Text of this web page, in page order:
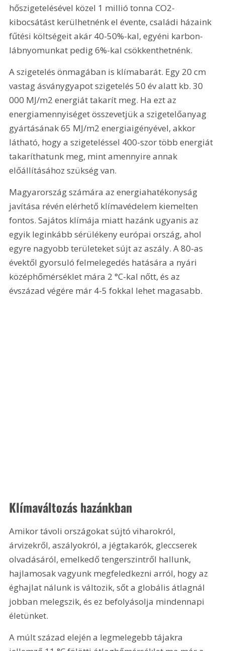
hőszigetelésével közel 1 millió tonna CO2-
kibocsátást kerülhetnénk el évente, családi házaink
fűtési költségeit akár 40-50%-kal, egyéni karbon-
lábnyomunkat pedig 6%-kal csökkenthetnénk.
A szigetelés önmagában is klímabarát. Egy 20 cm
vastag ásványgyapot szigetelés 50 év alatt kb. 30
000 MJ/m2 energiát takarít meg. Ha ezt az
energiamennyiséget összevetjük a szigetelőanyag
gyártásának 65 MJ/m2 energiaigényével, akkor
látható, hogy a szigeteléssel 400-szor több energiát
takaríthatunk meg, mint amennyire annak
előállításához szükség van.
Magyarország számára az energiahatékonyság
javítása révén elérhető klímavédelem kiemelten
fontos. Sajátos klímája miatt hazánk ugyanis az
egyik leginkább sérülékeny európai ország, ahol
egyre nagyobb területeket sújt az aszály. A 80-as
évektől gyorsuló felmelegedés hatására a nyári
középhőmérséklet mára 2 °C-kal nőtt, és az
évszázad végére már 4-5 fokkal lehet magasabb.
Klímaváltozás hazánkban
Amikor távoli országokat sújtó viharokról,
árvizekről, aszályokról, a jégtakarók, gleccserek
olvadásáról, emelkedő tengerszintről hallunk,
hajlamosak vagyunk megfeledkezni arról, hogy az
éghajlat nálunk is változik, sőt a globális átlagnál
jobban melegszik, és ez befolyásolja mindennapi
életünket.
A múlt század elején a legmelegebb tájakra